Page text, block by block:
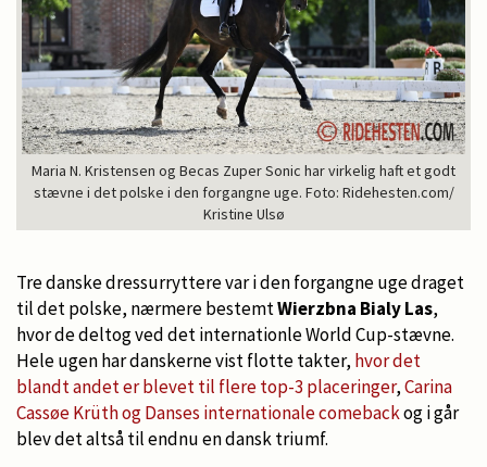
Maria N. Kristensen og Becas Zuper Sonic har virkelig haft et godt
stævne i det polske i den forgangne uge. Foto: Ridehesten.com/
Kristine Ulsø
Tre danske dressurryttere var i den forgangne uge draget
til det polske, nærmere bestemtWierzbna Bialy Las,
hvor de deltog ved det internationle World Cup-stævne.
Hele ugen har danskerne vist flotte takter, hvor det
blandt andet er blevet til flere top-3 placeringer,Carina
Cassøe Krüth og Danses internationale comebackog i går
blev det altså til endnu en dansk triumf.